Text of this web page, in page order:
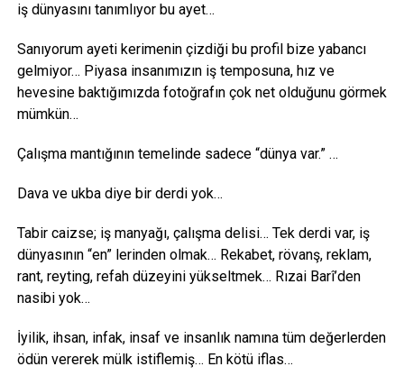
iş dünyasını tanımlıyor bu ayet…
Sanıyorum ayeti kerimenin çizdiği bu profil bize yabancı
gelmiyor… Piyasa insanımızın iş temposuna, hız ve
hevesine baktığımızda fotoğrafın çok net olduğunu görmek
mümkün…
Çalışma mantığının temelinde sadece “dünya var.” …
Dava ve ukba diye bir derdi yok…
Tabir caizse; iş manyağı, çalışma delisi… Tek derdi var, iş
dünyasının “en” lerinden olmak… Rekabet, rövanş, reklam,
rant, reyting, refah düzeyini yükseltmek… Rızai Barî’den
nasibi yok…
İyilik, ihsan, infak, insaf ve insanlık namına tüm değerlerden
ödün vererek mülk istiflemiş… En kötü iflas…